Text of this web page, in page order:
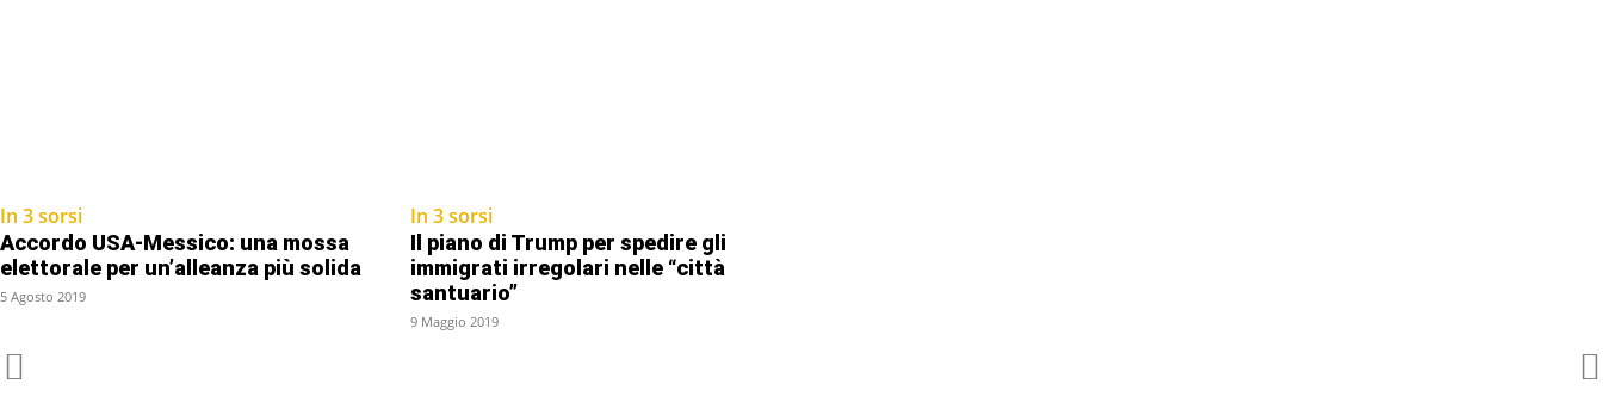
In 3 sorsi
Accordo USA-Messico: una mossa
elettorale per un’alleanza più solida
5 Agosto 2019
In 3 sorsi
Il piano di Trump per spedire gli
immigrati irregolari nelle “città
santuario”
9 Maggio 2019